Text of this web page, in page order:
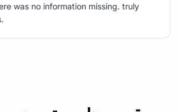
was no information missing. truly